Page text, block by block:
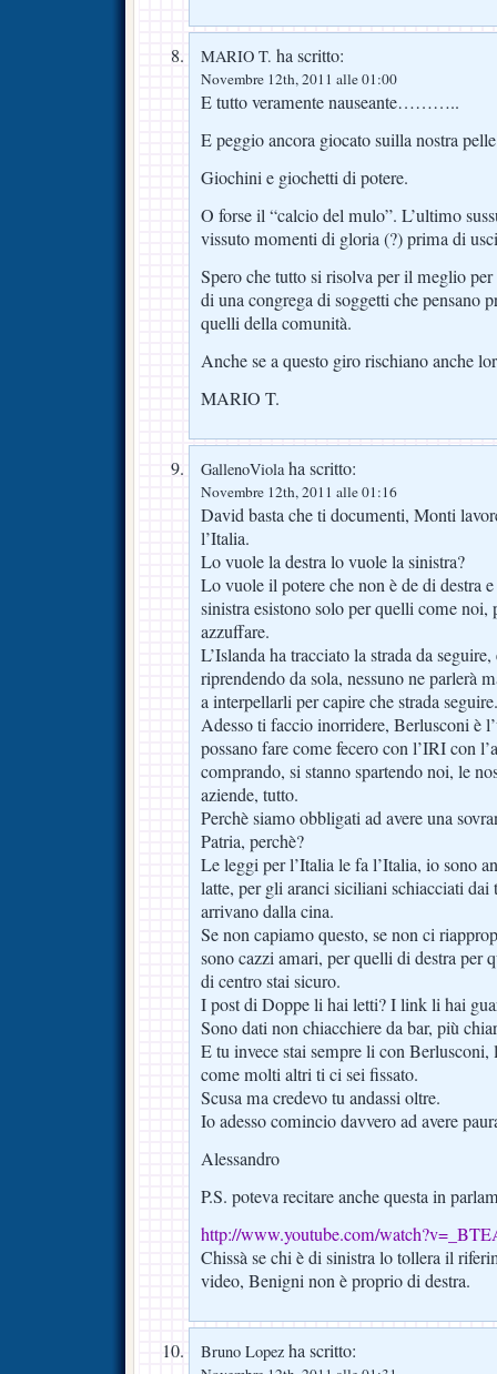
MARIO T. ha scritto:
Novembre 12th, 2011 alle 01:00
E tutto veramente nauseante………..
E peggio ancora giocato suilla nostra
Giochini e giochetti di potere.
O forse il “calcio del mulo”. L’ultimo
vissuto momenti di gloria (?) prima di
Spero che tutto si risolva per il meglio
di una congrega di soggetti che pensano
quelli della comunità.
Anche se a questo giro rischiano anche
MARIO T.
GallenoViolaha scritto:
Novembre 12th, 2011 alle 01:16
David basta che ti documenti, Monti
l’Italia.
Lo vuole la destra lo vuole la sinistra?
Lo vuole il potere che non è de di destra
sinistra esistono solo per quelli come
azzuffare.
L’Islanda ha tracciato la strada da
riprendendo da sola, nessuno ne parlerà
a interpellarli per capire che strada seguire.
Adesso ti faccio inorridere, Berlusconi è
possano fare come fecero con l’IRI con
comprando, si stanno spartendo noi, le
aziende, tutto.
Perchè siamo obbligati ad avere una
Patria, perchè?
Le leggi per l’Italia le fa l’Italia, io sono
latte, per gli aranci siciliani schiacciati
arrivano dalla cina.
Se non capiamo questo, se non ci
sono cazzi amari, per quelli di destra per
di centro stai sicuro.
I post di Doppe li hai letti? I link li hai
Sono dati non chiacchiere da bar, più
E tu invece stai sempre li con Berlusconi,
come molti altri ti ci sei fissato.
Scusa ma credevo tu andassi oltre.
Io adesso comincio davvero ad avere
Alessandro
P.S. poteva recitare anche questa in
http://www.youtube.com/
Chissà se chi è di sinistra lo tollera il
video, Benigni non è proprio di destra.
Bruno Lopez ha scritto: